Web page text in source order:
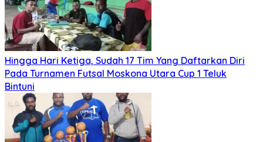
Hingga Hari Ketiga, Sudah 17 Tim Yang Daftarkan Diri
Pada Turnamen Futsal Moskona Utara Cup 1 Teluk
Bintuni